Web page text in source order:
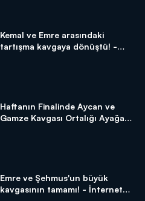
Kemal ve Emre arasındaki
tartışma kavgaya dönüştü! -
Haftanın Finalinde Aycan ve
Gamze Kavgası Ortalığı Ayağa
Emre ve Şehmus'un büyük
kavgasının tamamı! - İnternet